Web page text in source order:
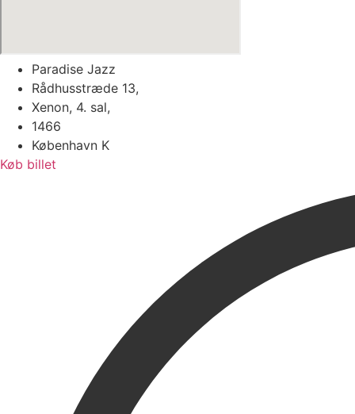
Paradise Jazz
Rådhusstræde 13,
Xenon, 4. sal,
1466
København K
Køb billet